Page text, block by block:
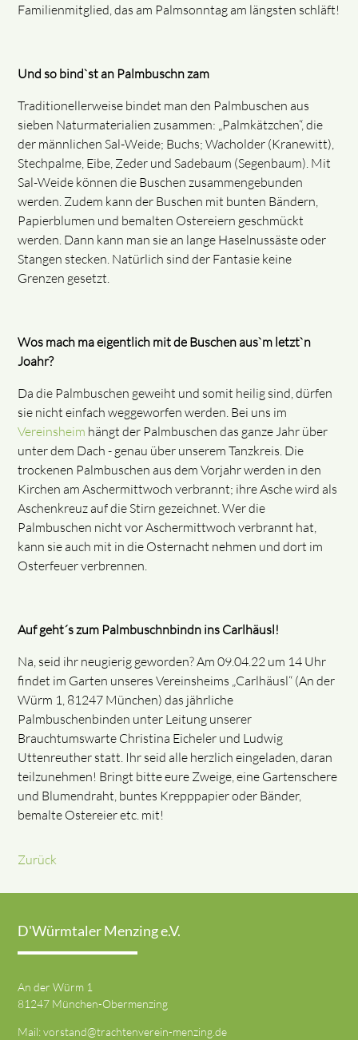
Familienmitglied, das am Palmsonntag am längsten schläft!
Und so bind`st an Palmbuschn zam
Traditionellerweise bindet man den Palmbuschen aus
sieben Naturmaterialien zusammen: „Palmkätzchen“, die
der männlichen Sal-Weide; Buchs; Wacholder (Kranewitt),
Stechpalme, Eibe, Zeder und Sadebaum (Segenbaum). Mit
Sal-Weide können die Buschen zusammengebunden
werden. Zudem kann der Buschen mit bunten Bändern,
Papierblumen und bemalten Ostereiern geschmückt
werden. Dann kann man sie an lange Haselnussäste oder
Stangen stecken. Natürlich sind der Fantasie keine
Grenzen gesetzt.
Wos mach ma eigentlich mit de Buschen aus`m letzt`n
Joahr?
Da die Palmbuschen geweiht und somit heilig sind, dürfen
sie nicht einfach weggeworfen werden. Bei uns im
Vereinsheim hängt der Palmbuschen das ganze Jahr über
unter dem Dach - genau über unserem Tanzkreis. Die
trockenen Palmbuschen aus dem Vorjahr werden in den
Kirchen am Aschermittwoch verbrannt; ihre Asche wird als
Aschenkreuz auf die Stirn gezeichnet. Wer die
Palmbuschen nicht vor Aschermittwoch verbrannt hat,
kann sie auch mit in die Osternacht nehmen und dort im
Osterfeuer verbrennen.
Auf geht´s zum Palmbuschnbindn ins Carlhäusl!
Na, seid ihr neugierig geworden? Am 09.04.22 um 14 Uhr
findet im Garten unseres Vereinsheims „Carlhäusl“ (An der
Würm 1, 81247 München) das jährliche
Palmbuschenbinden unter Leitung unserer
Brauchtumswarte Christina Eicheler und Ludwig
Uttenreuther statt. Ihr seid alle herzlich eingeladen, daran
teilzunehmen! Bringt bitte eure Zweige, eine Gartenschere
und Blumendraht, buntes Krepppapier oder Bänder,
bemalte Ostereier etc. mit!
Zurück
D'Würmtaler Menzing e.V.
An der Würm 1
81247 München-Obermenzing
Mail:vorstand@trachtenverein-menzing.de